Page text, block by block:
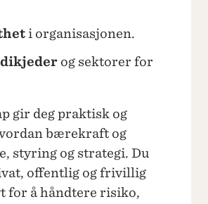
i organisasjonen.
og sektorer for
gir deg praktisk og
bærekraft og
styring og strategi. Du
offentlig og frivillig
for å håndtere risiko,